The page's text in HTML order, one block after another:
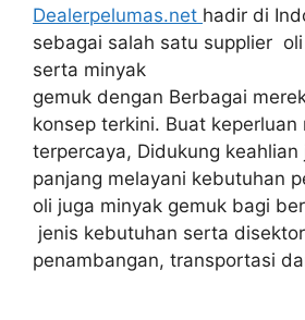
Dealerpelumas.net hadir di
sebagai salah satu supplier
serta minyak
gemuk dengan Berbagai
konsep terkini. Buat
terpercaya, Didukung keahlian
panjang melayani kebutuhan
oli juga minyak gemuk bagi
jenis kebutuhan serta
penambangan, transportasi